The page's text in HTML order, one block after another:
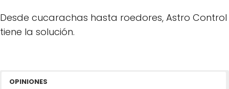
Desde cucarachas hasta roedores, Astro Control
tiene la solución.
OPINIONES